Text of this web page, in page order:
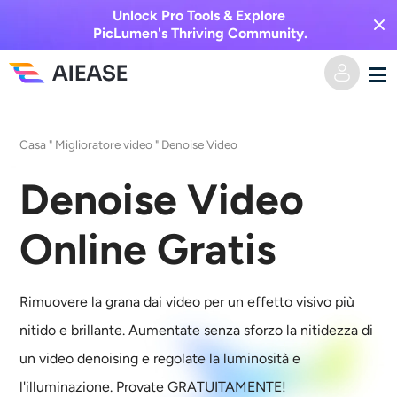
Unlock Pro Tools & Explore
PicLumen's Thriving Community.
Da testo a video
Da immagine a video
Generatore di baci AI
Effetti video
Da immagine a immagine
Da testo a immagine
Strumenti di intelligenza artificiale
Editor e creatore di foto
Casa " Miglioratore video " Denoise Video
Denoise Video
Online Gratis
Rimuovere la grana dai video per un effetto visivo più
nitido e brillante. Aumentate senza sforzo la nitidezza di
un video denoising e regolate la luminosità e
l'illuminazione. Provate GRATUITAMENTE!